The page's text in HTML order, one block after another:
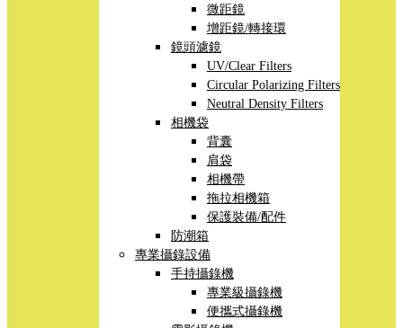
微距鏡
增距鏡/轉接環
鏡頭濾鏡
UV/Clear Filters
Circular Polarizing Filters
Neutral Density Filters
相機袋
背囊
肩袋
相機帶
拖拉相機箱
保護裝備/配件
防潮箱
專業攝錄設備
手持攝錄機
專業級攝錄機
便攜式攝錄機